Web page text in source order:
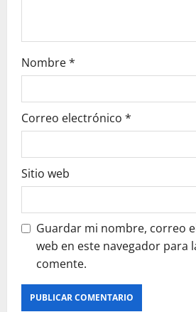
Nombre*
Correo electrónico *
Sitio web
Guardar mi nombre, correo
web en este navegador para
comente.